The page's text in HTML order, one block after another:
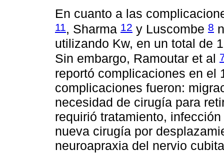
En cuanto a las
11, Sharma 12 y Luscombe 8
utilizando Kw, en un total de
Sin embargo, Ramoutar et al
reportó complicaciones en el
complicaciones fueron:
necesidad de cirugía para
requirió tratamiento,
nueva cirugía por
neuroapraxia del nervio